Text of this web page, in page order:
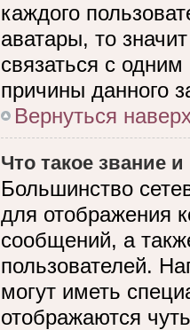
каждого
аватары, то
связаться с
причины данного
Вернуться
Что такое звание
Большинство
для отображения
сообщений, а
пользователей.
могут иметь
отображаются